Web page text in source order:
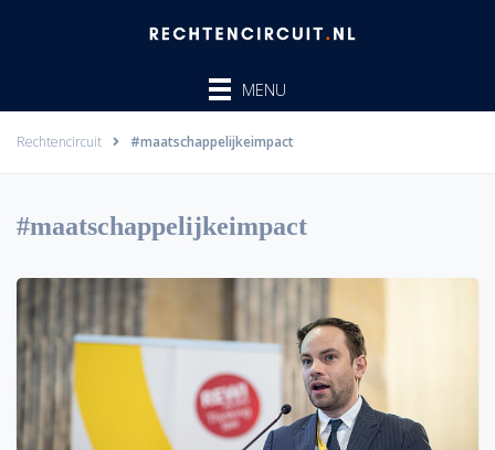
MENU
Rechtencircuit #maatschappelijkeimpact
#maatschappelijkeimpact